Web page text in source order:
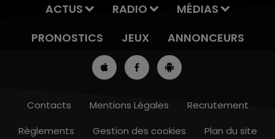
12h00 - 13h00
ACTUS RADIO
MÉDIAS
PRONOSTICS
JEUX ANNONCEURS
Contacts Mentions Légales
Recrutement
Règlements
Gestion des cookies Plan du site